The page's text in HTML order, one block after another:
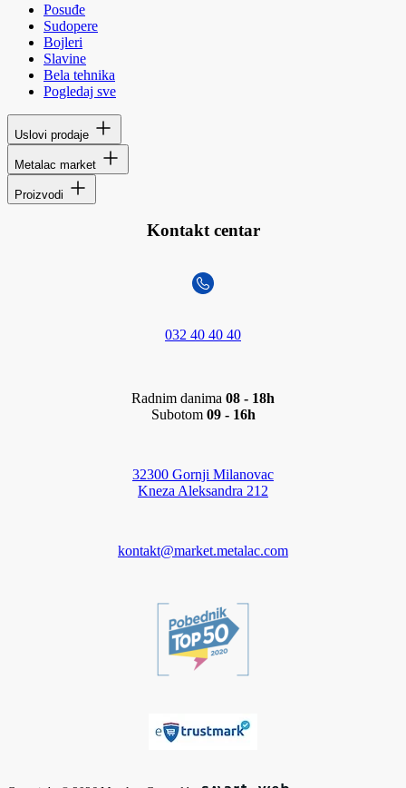
Posuđe
Sudopere
Bojleri
Slavine
Bela tehnika
Pogledaj sve
Uslovi prodaje
Metalac market
Proizvodi
Kontakt centar
032 40 40 40
Radnim danima 08 - 18h
Subotom 09 - 16h
32300 Gornji Milanovac
Kneza Aleksandra 212
kontakt@market.metalac.com